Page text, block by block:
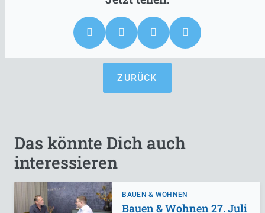
ZURÜCK
Das könnte Dich auch
interessieren
BAUEN & WOHNEN
Bauen & Wohnen 27. Juli